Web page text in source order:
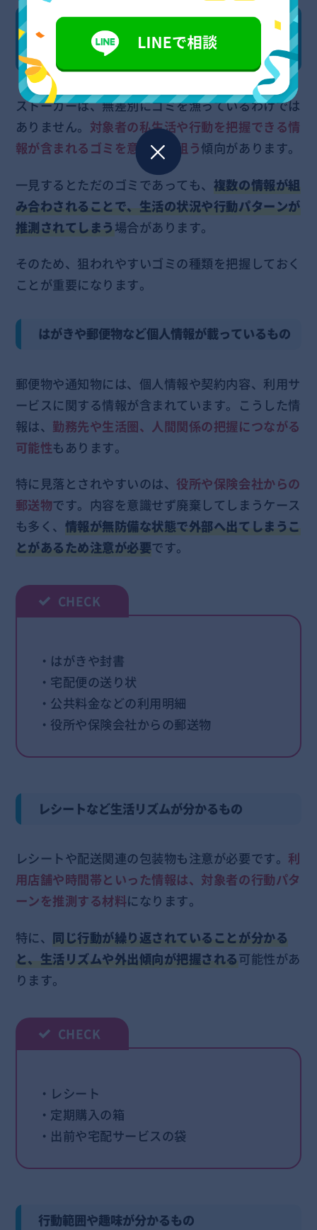
ストーカーが狙っているゴミの種
ストーカーは、無差別にゴミを漁っているわけでは
ありません。 対象者の私生活や行動を把握できる情
報が含まれるゴミを意識的に狙う傾向があります。
一見するとただのゴミであっても、 複数の情報が組
み合わされることで、生活の状況や行動パターンが
推測されてしまう場合があります。
そのため、狙われやすいゴミの種類を把握しておく
ことが重要になります。
はがきや郵便物など個人情報が載っているもの
郵便物や通知物には、個人情報や契約内容、利用サ
ービスに関する情報が含まれています。こうした情
報は、 勤務先や生活圏、人間関係の把握につながる
可能性もあります。
特に見落とされやすいのは、 役所や保険会社からの
郵送物です。内容を意識せず廃棄してしまうケース
も多く、 情報が無防備な状態で外部へ出てしまうこ
とがあるため注意が必要です。
・はがきや封書
・宅配便の送り状
・公共料金などの利用明細
・役所や保険会社からの郵送物
レシートなど生活リズムが分かるもの
レシートや配送関連の包装物も注意が必要です。 利
用店舗や時間帯といった情報は、対象者の行動パタ
ーンを推測する材料になります。
特に、 同じ行動が繰り返されていることが分かる
と、生活リズムや外出傾向が把握される可能性があ
ります。
・レシート
・定期購入の箱
・出前や宅配サービスの袋
行動範囲や趣味が分かるもの